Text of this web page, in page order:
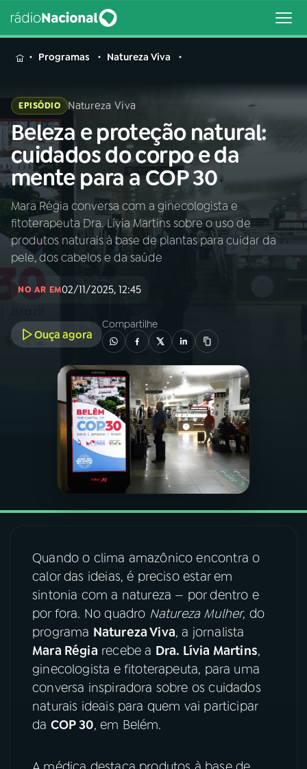
MENU
Buscar
na
Rádio
Nacional
Buscar
AO VIVO
INÍCIO
02A RÁDIO
03PROGRAMAÇÃO
PROGRAMAS
PODCASTS
VIDEOCASTS
ACOMPANHE A RÁDIO NACIONAL
YouTube Facebook
Instagram X
TikTok
Programas Natureza Viva
EPISÓDIO Natureza Viva
Beleza e proteção natural:
cuidados do corpo e da
mente para a COP 30
Mara Régia conversa com a ginecologista e
fitoterapeuta Dra. Lívia Martins sobre o uso de
produtos naturais à base de plantas para cuidar da
pele, dos cabelos e da saúde
NO AR EM02/11/2025, 12:45
Ouça agora
Compartilhe
Quando o clima amazônico encontra o
calor das ideias, é preciso estar em
sintonia com a natureza — por dentro e
por fora. No quadro Natureza Mulher, do
programa Natureza Viva, a jornalista
Mara Régia recebe a Dra. Lívia Martins,
ginecologista e fitoterapeuta, para uma
conversa inspiradora sobre os cuidados
naturais ideais para quem vai participar
da COP 30, em Belém.